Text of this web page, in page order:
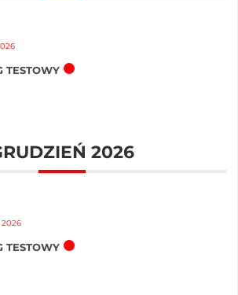
TESTOWY
2026
TESTOWY